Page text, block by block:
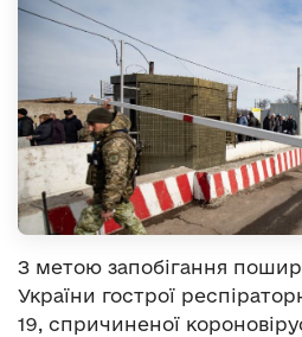
З метою запобігання
України гострої
19, спричиненої